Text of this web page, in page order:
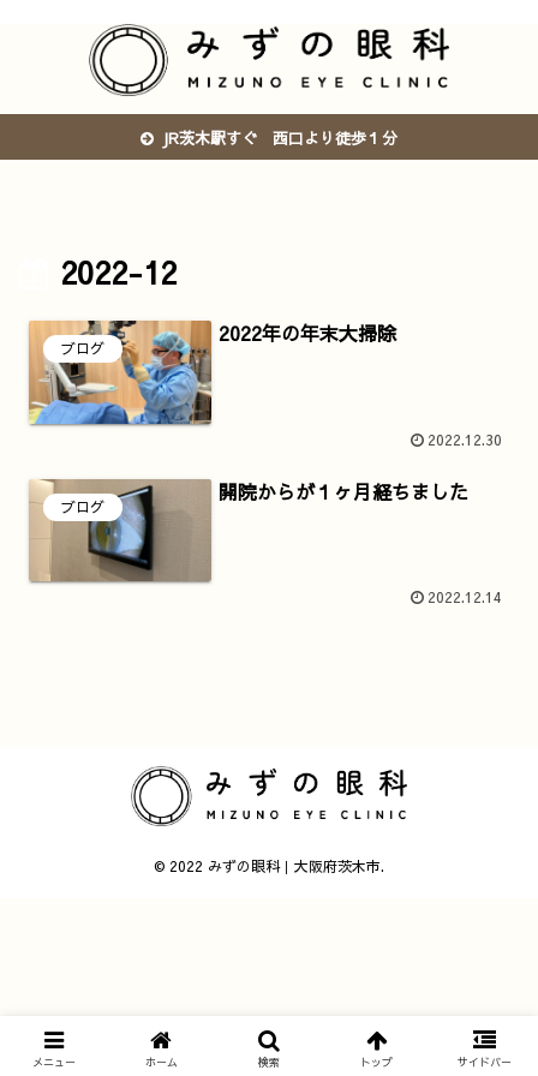
JR茨木駅すぐ 西口より徒歩１分
2022-12
ブログ
2022年の年末大掃除
2022.12.30
ブログ
開院からが１ヶ月経ちました
2022.12.14
© 2022 みずの眼科｜大阪府茨木市.
メニュー ホーム 検索 トップ サイドバー